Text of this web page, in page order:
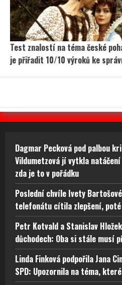
Test znalostí na téma české
je přiřadit 10/10 výroků ke
Dagmar Pecková pod palbou
Vildumetzová jí vytkla
zda je to v pořádku
Poslední chvíle Ivety
telefonátu cítila zlepšení,
Petr Kotvald a Stanislav
důchodech: Oba si stále musí
Linda Finková podpořila Jana
SPD: Upozornila na téma,